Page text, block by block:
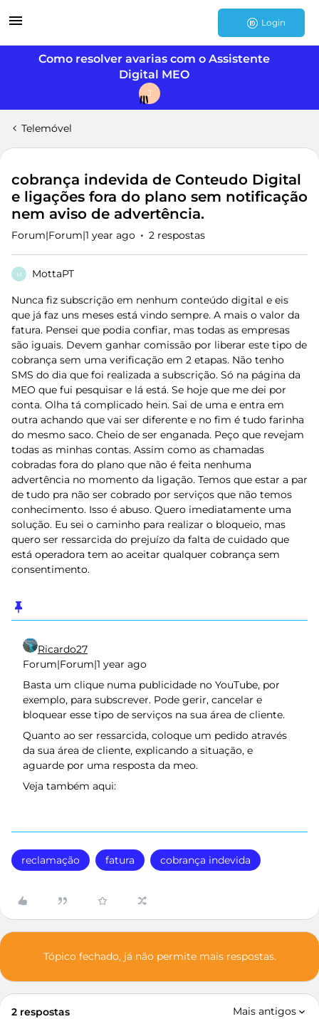
Login
Como resolver avarias com o Assistente
Digital MEO
J
Telemóvel
cobrança indevida de Conteudo Digital
e ligações fora do plano sem notificação
nem aviso de advertência.
Forum|Forum|1 year ago 2 respostas
M MottaPT
Nunca fiz subscrição em nenhum conteúdo digital e eis
que já faz uns meses está vindo sempre. A mais o valor da
fatura. Pensei que podia confiar, mas todas as empresas
são iguais. Devem ganhar comissão por liberar este tipo de
cobrança sem uma verificação em 2 etapas. Não tenho
SMS do dia que foi realizada a subscrição. Só na página da
MEO que fui pesquisar e lá está. Se hoje que me dei por
conta. Olha tá complicado hein. Sai de uma e entra em
outra achando que vai ser diferente e no fim é tudo farinha
do mesmo saco. Cheio de ser enganada. Peço que revejam
todas as minhas contas. Assim como as chamadas
cobradas fora do plano que não é feita nenhuma
advertência no momento da ligação. Temos que estar a par
de tudo pra não ser cobrado por serviços que não temos
conhecimento. Isso é abuso. Quero imediatamente uma
solução. Eu sei o caminho para realizar o bloqueio, mas
quero ser ressarcida do prejuízo da falta de cuidado que
está operadora tem ao aceitar qualquer cobrança sem
consentimento.
Ricardo27
Forum|Forum|1 year ago
Basta um clique numa publicidade no YouTube, por
exemplo, para subscrever. Pode gerir, cancelar e
bloquear esse tipo de serviços na sua área de cliente.
Quanto ao ser ressarcida, coloque um pedido através
da sua área de cliente, explicando a situação, e
aguarde por uma resposta da meo.
Veja também aqui:
reclamação fatura cobrança indevida
Tópico fechado, já não permite mais respostas.
2 respostas Mais antigos